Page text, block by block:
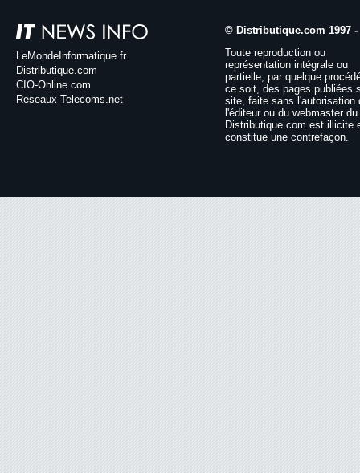
LeMondeInformatique.fr
Distributique.com
CIO-Online.com
Reseaux-Telecoms.net
© Distributique.com 1997 -
Toute reproduction ou
représentation intégrale ou
partielle, par quelque
ce soit, des pages publiées
site, faite sans l'autorisation
l'éditeur ou du webmaster
Distributique.com est illicite
constitue une contrefaçon.